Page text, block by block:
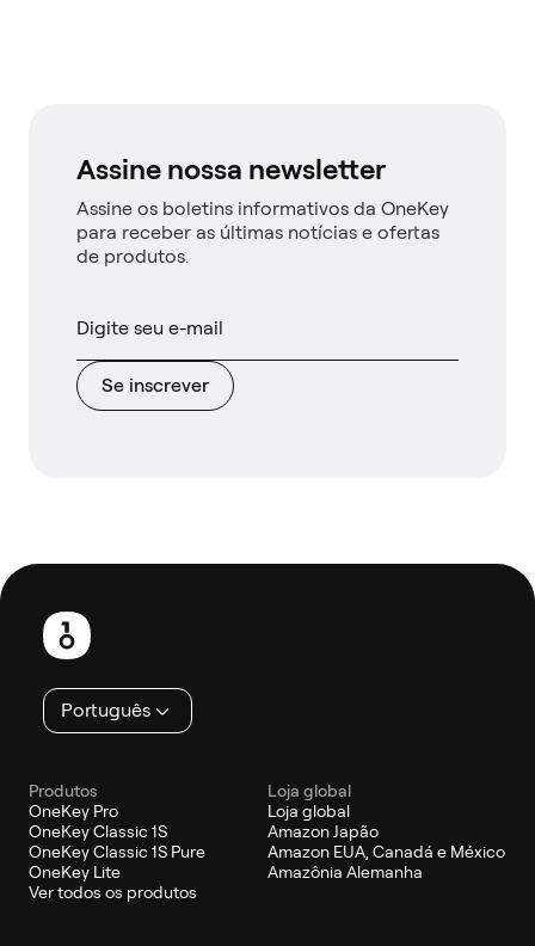
Assine nossa newsletter
Assine os boletins informativos da OneKey
para receber as últimas notícias e ofertas
de produtos.
Se inscrever
Rodapé
Português
Produtos
OneKey Pro
OneKey Classic 1S
OneKey Classic 1S Pure
OneKey Lite
Ver todos os produtos
Loja global
Loja global
Amazon Japão
Amazon EUA, Canadá e México
Amazônia Alemanha